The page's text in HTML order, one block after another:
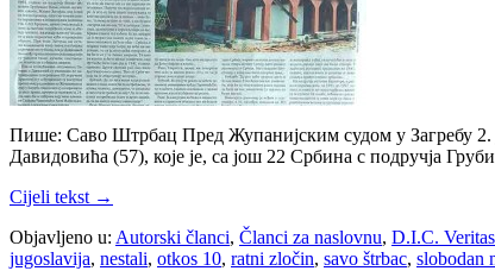
Пише: Саво Штрбац Пред Жупанијским судом у Загребу 2.
Давидовића (57), које је, са још 22 Србина с подручја
Cijeli tekst →
Objavljeno u: Autorski članci, Članci za naslovnu, D.I.C.
jugoslavija, nestali, otkos 10, ratni zločin, savo štrbac, slobodan